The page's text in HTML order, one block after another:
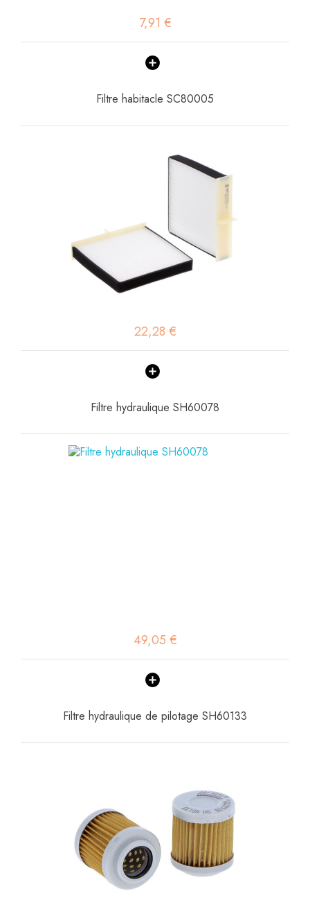
7,91 €
Filtre habitacle SC80005
22,28 €
Filtre hydraulique SH60078
49,05 €
Filtre hydraulique de pilotage SH60133